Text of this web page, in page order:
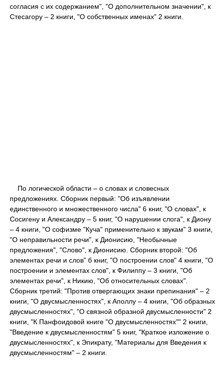
согласия с их содержанием", "О дополнительном значении", к
Стесагору – 2 книги, "О собственных именах" 2 книги.
По логической области – о словах и словесных
предложениях. Сборник первый: "Об изъявлении
единственного и множественного числа" 6 книг, "О словах", к
Сосигену и Александру – 5 книг, "О нарушении слога", к Диону
– 4 книги, "О софизме "Куча" применительно к звукам" 3 книги,
"О неправильности речи", к Дионисию, "Необычные
предложения", "Слово", к Дионисию. Сборник второй: "Об
элементах речи и слов" б книг, "О построении слов" 4 книги, "О
построении и элементах слов", к Филиппу – 3 книги, "Об
элементах речи", к Никию, "Об относительных словах".
Сборник третий: "Против отвергающих знаки препинания" – 2
книги, "О двусмысленностях", к Аполлу – 4 книги, "Об образных
двусмысленностях", "О связной образной двусмысленности" 2
книги, "К Панфоидовой книге "О двусмысленностях"" 2 книги,
"Введение к двусмысленностям" 5 книг, "Краткое изложение о
двусмысленностях", к Эпикрату, "Материалы для Введения к
двусмысленностям" – 2 книги.